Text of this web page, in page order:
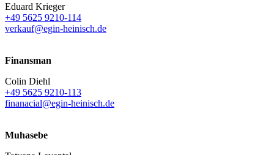
Eduard Krieger
+49 5625 9210-114
verkauf@egin-heinisch.de
Finansman
Colin Diehl
+49 5625 9210-113
finanacial@egin-heinisch.de
Muhasebe